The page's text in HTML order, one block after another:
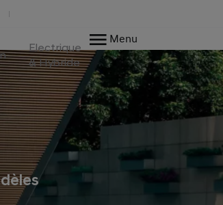
Electrique
& Hybride
Menu